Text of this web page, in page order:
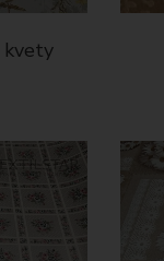
kvety